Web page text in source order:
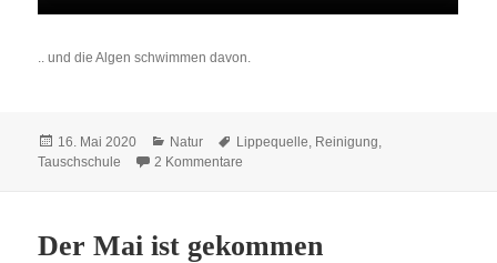
.. und die Algen schwimmen davon.
Veröffentlicht
am
16. Mai 2020 Kategorien
Natur Schlagwörter
Lippequelle Reinigung
Tauschschule
2 Kommentare
Der Mai ist gekommen